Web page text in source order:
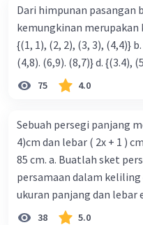
Dari himpunan pasangan
kemungkinan merupakan ko- respondensi satu-
{(1, 1), (2, 2), (3, 3), (4,4)} b. {(1, 2), (2, 3), (3, 4). (4,5)} c. {(2,7).
(4,8). (6,9).
75 4.0
Sebuah persegi panjang
4)cm dan lebar ( 2x + 1 )
85 cm. a. Buatlah sket
persamaan dalam keliling
ukuran panjang dan lebar
38 5.0